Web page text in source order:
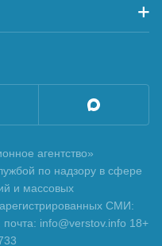
агентство»
по надзору в сфере
и массовых
СМИ:
info@verstov.info 18+